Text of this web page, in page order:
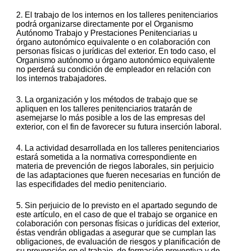
2. El trabajo de los internos en los talleres penitenciarios
podrá organizarse directamente por el Organismo
Autónomo Trabajo y Prestaciones Penitenciarias u
órgano autonómico equivalente o en colaboración con
personas físicas o jurídicas del exterior. En todo caso, el
Organismo autónomo u órgano autonómico equivalente
no perderá su condición de empleador en relación con
los internos trabajadores.
3. La organización y los métodos de trabajo que se
apliquen en los talleres penitenciarios tratarán de
asemejarse lo más posible a los de las empresas del
exterior, con el fin de favorecer su futura inserción laboral.
4. La actividad desarrollada en los talleres penitenciarios
estará sometida a la normativa correspondiente en
materia de prevención de riegos laborales, sin perjuicio
de las adaptaciones que fueren necesarias en función de
las especifidades del medio penitenciario.
5. Sin perjuicio de lo previsto en el apartado segundo de
este artículo, en el caso de que el trabajo se organice en
colaboración con personas físicas o jurídicas del exterior,
éstas vendrán obligadas a asegurar que se cumplan las
obligaciones, de evaluación de riesgos y planificación de